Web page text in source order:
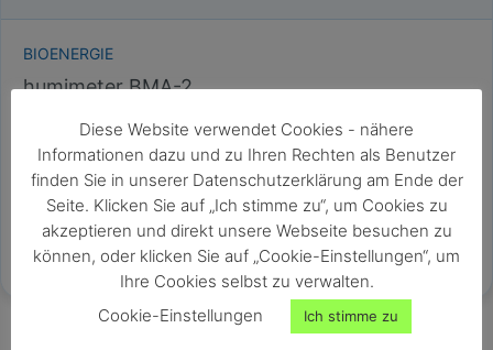
BIOENERGIE
humimeter BMA-2
Patentiertes Profimessgerät zur Wassergehaltsbestimmung
von Biomasse mit optionaler Anzeige von Schüttdichte,
Heizwert und ATRO Tonne/m³
exakte Messung (max. Abweichung 1% vom Norm-Wert)
sekundenschnelles Messergebnis ohne
Probenvorbereitung
automatisierte, kostensparende Messung
optionale Anzeige von Schüttdichte, Heizwert und ATRO
Diese Website verwendet Cookies - nähere
Informationen dazu und zu Ihren Rechten als Benutzer
finden Sie in unserer Datenschutzerklärung am Ende der
Seite. Klicken Sie auf „Ich stimme zu“, um Cookies zu
akzeptieren und direkt unsere Webseite besuchen zu
können, oder klicken Sie auf „Cookie-Einstellungen“, um
Ihre Cookies selbst zu verwalten.
Cookie-Einstellungen
Ich stimme zu